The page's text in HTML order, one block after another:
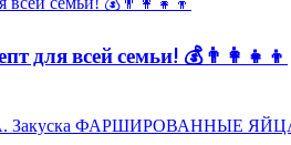
для всей семьи! 💰👨👩👧👦